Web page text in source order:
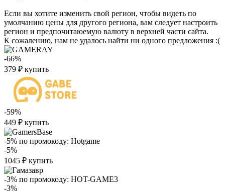
Если вы хотите изменить свой регион, чтобы видеть по
умолчанию цены для другого региона, вам следует настроить
регион и предпочитаюемую валюту в верхней части сайта.
К сожалению, нам не удалось найти ни одного предложения :(
-66%
379 ₽ купить
-59%
449 ₽ купить
-5% по промокоду: Hotgame
-5%
1045 ₽ купить
-3% по промокоду: HOT-GAME3
-3%